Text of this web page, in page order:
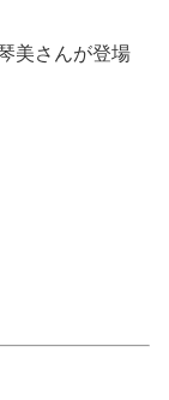
美さんが登場